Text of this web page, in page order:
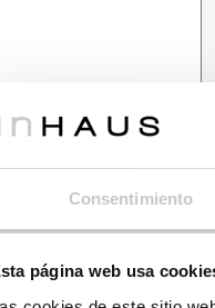
Consentimiento
página web usa
Protección de
para responder a
a través de nuestro
del interesado.